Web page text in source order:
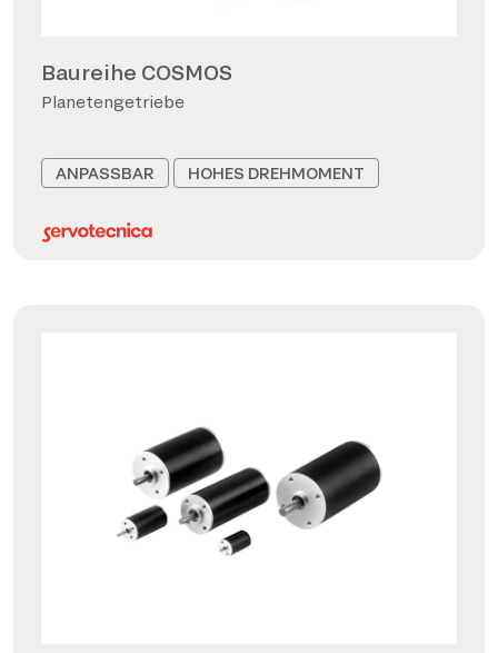
Baureihe COSMOS
Planetengetriebe
ANPASSBAR HOHES DREHMOMENT